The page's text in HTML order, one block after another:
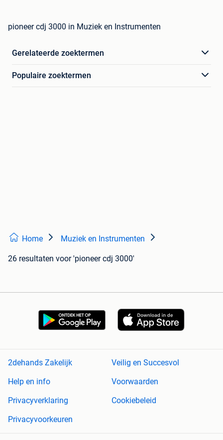
pioneer cdj 3000 in Muziek en Instrumenten
Gerelateerde zoektermen
Populaire zoektermen
Home Muziek en Instrumenten
26 resultaten voor 'pioneer cdj 3000'
2dehands Zakelijk
Veilig en Succesvol
Help en info
Voorwaarden
Privacyverklaring
Cookiebeleid
Privacyvoorkeuren